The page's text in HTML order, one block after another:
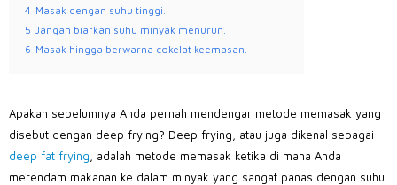
4 Masak dengan suhu tinggi.
5
Jangan biarkan suhu minyak menurun.
6 Masak hingga berwarna cokelat keemasan.
Apakah sebelumnya Anda pernah mendengar metode memasak yang
disebut dengan deep frying? Deep frying, atau juga dikenal sebagai
deep fat frying , adalah metode memasak ketika di mana Anda
merendam makanan ke dalam minyak yang sangat panas dengan suhu